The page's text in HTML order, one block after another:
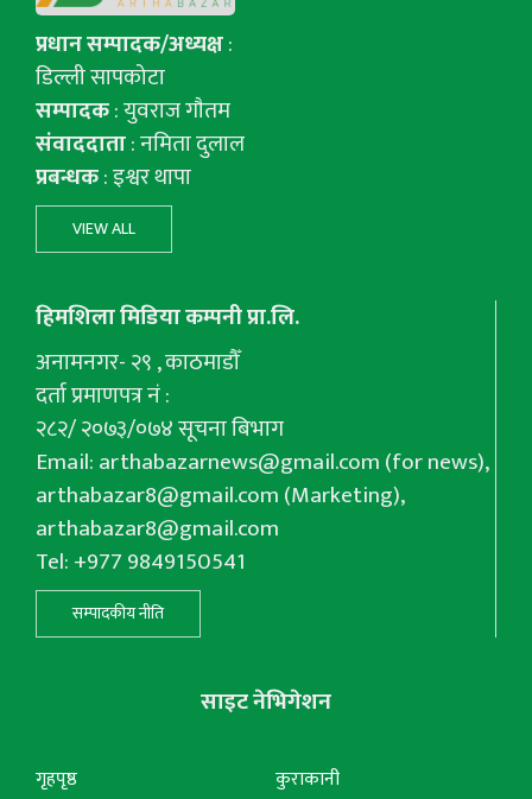
प्रधान सम्पादक/अध्यक्ष:
डिल्ली सापकोटा
सम्पादक: युवराज गाैतम
संवाददाता: नमिता दुलाल
प्रबन्धक: इश्वर थापा
VIEW ALL
हिमशिला मिडिया कम्पनी प्रा.लि.
अनामनगर- २९ , काठमाडौँ
दर्ता प्रमाणपत्र नं :
२८२/ २०७३/०७४ सूचना बिभाग
Email:arthabazarnews@gmail.com(for news),
arthabazar8@gmail.com(Marketing),
arthabazar8@gmail.com
Tel: +977 9849150541
सम्पादकीय नीति
साइट नेभिगेशन
गृहपृष्ठ कुराकानी